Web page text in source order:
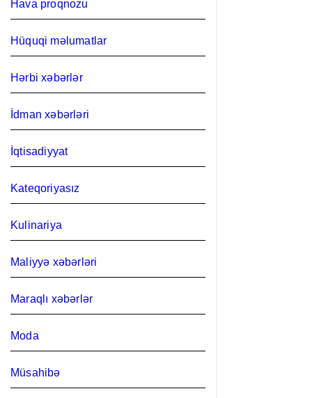
Hava proqnozu
Hüquqi məlumatlar
Hərbi xəbərlər
İdman xəbərləri
İqtisadiyyat
Kateqoriyasız
Kulinariya
Maliyyə xəbərləri
Maraqlı xəbərlər
Moda
Müsahibə